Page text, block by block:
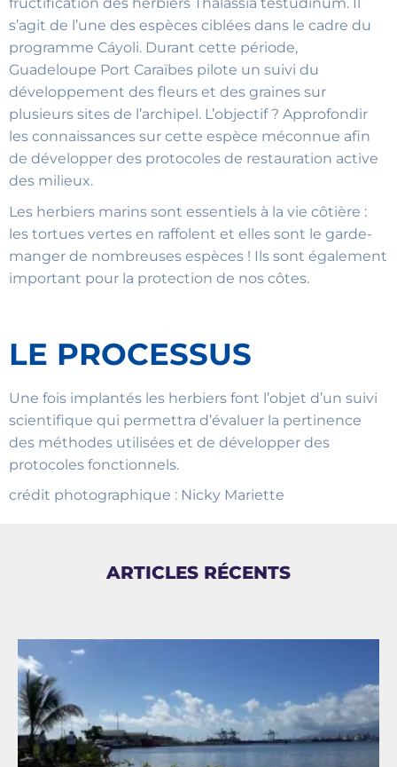
fructification des herbiers Thalassia testudinum. Il
s’agit de l’une des espèces ciblées dans le cadre du
programme Cáyoli. Durant cette période,
Guadeloupe Port Caraïbes pilote un suivi du
développement des fleurs et des graines sur
plusieurs sites de l’archipel. L’objectif ? Approfondir
les connaissances sur cette espèce méconnue afin
de développer des protocoles de restauration active
des milieux.
Les herbiers marins sont essentiels à la vie côtière :
les tortues vertes en raffolent et elles sont le garde-
manger de nombreuses espèces ! Ils sont également
important pour la protection de nos côtes.
LE PROCESSUS
Une fois implantés les herbiers font l’objet d’un suivi
scientifique qui permettra d’évaluer la pertinence
des méthodes utilisées et de développer des
protocoles fonctionnels.
crédit photographique : Nicky Mariette
ARTICLES RÉCENTS